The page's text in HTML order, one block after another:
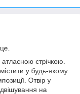
атласною стрічкою.
у будь-якому
Отвір у
на